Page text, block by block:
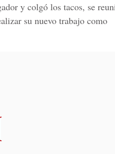
y colgó los tacos, se
su nuevo trabajo como